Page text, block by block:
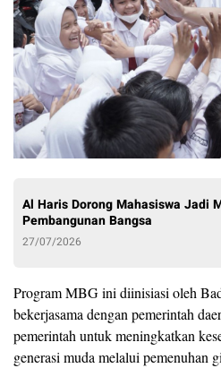
Al Haris Dorong Mahasiswa Jadi
Pembangunan Bangsa
27/07/2026
Program MBG ini diinisiasi oleh
bekerjasama dengan pemerintah
pemerintah untuk meningkatkan
generasi muda melalui pemenuhan